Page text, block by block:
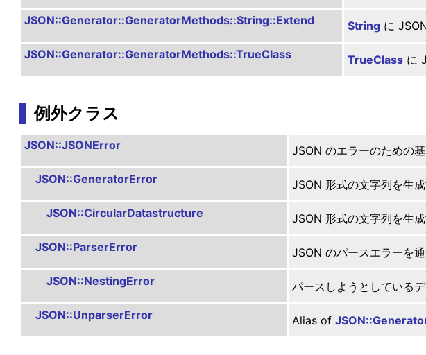
JSON::Generator::GeneratorMethods::String::Extend Stringに
JSON::Generator::GeneratorMethods::TrueClass TrueClassに
例外クラス
JSON::JSONError JSON のエラーのための基
JSON::GeneratorError JSON 形式の文字列を生
JSON::CircularDatastructure JSON 形式の文字列を生
JSON::ParserError JSON のパースエラーを通
JSON::NestingError パースしようとしている
JSON::UnparserError Alias of